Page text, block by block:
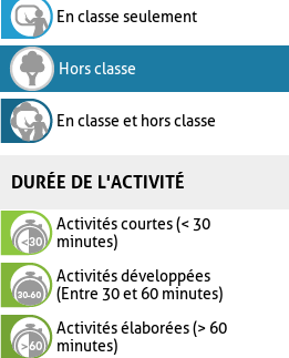
En classe seulement
Hors classe
En classe et hors classe
DURÉE DE L'ACTIVITÉ
Activités courtes (< 30
minutes)
Activités développées
(Entre 30 et 60 minutes)
Activités élaborées (> 60
minutes)